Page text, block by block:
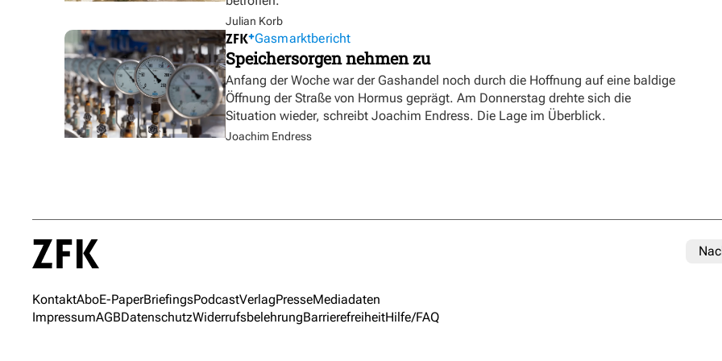
Julian Korb
Gasmarktbericht
Speichersorgen nehmen zu
Anfang der Woche war der Gashandel noch durch die Hoffnung auf eine baldige
Öffnung der Straße von Hormus geprägt. Am Donnerstag drehte sich die
Situation wieder, schreibt Joachim Endress. Die Lage im Überblick.
Joachim Endress
KontaktAboE-PaperBriefingsPodcastVerlagPresseMediadaten
ImpressumAGBDatenschutzWiderrufsbelehrungBarrierefreiheitHilfe/FAQ